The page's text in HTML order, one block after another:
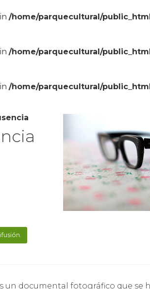
in/home/parquecultural/
in/home/parquecultural/
in/home/parquecultural/